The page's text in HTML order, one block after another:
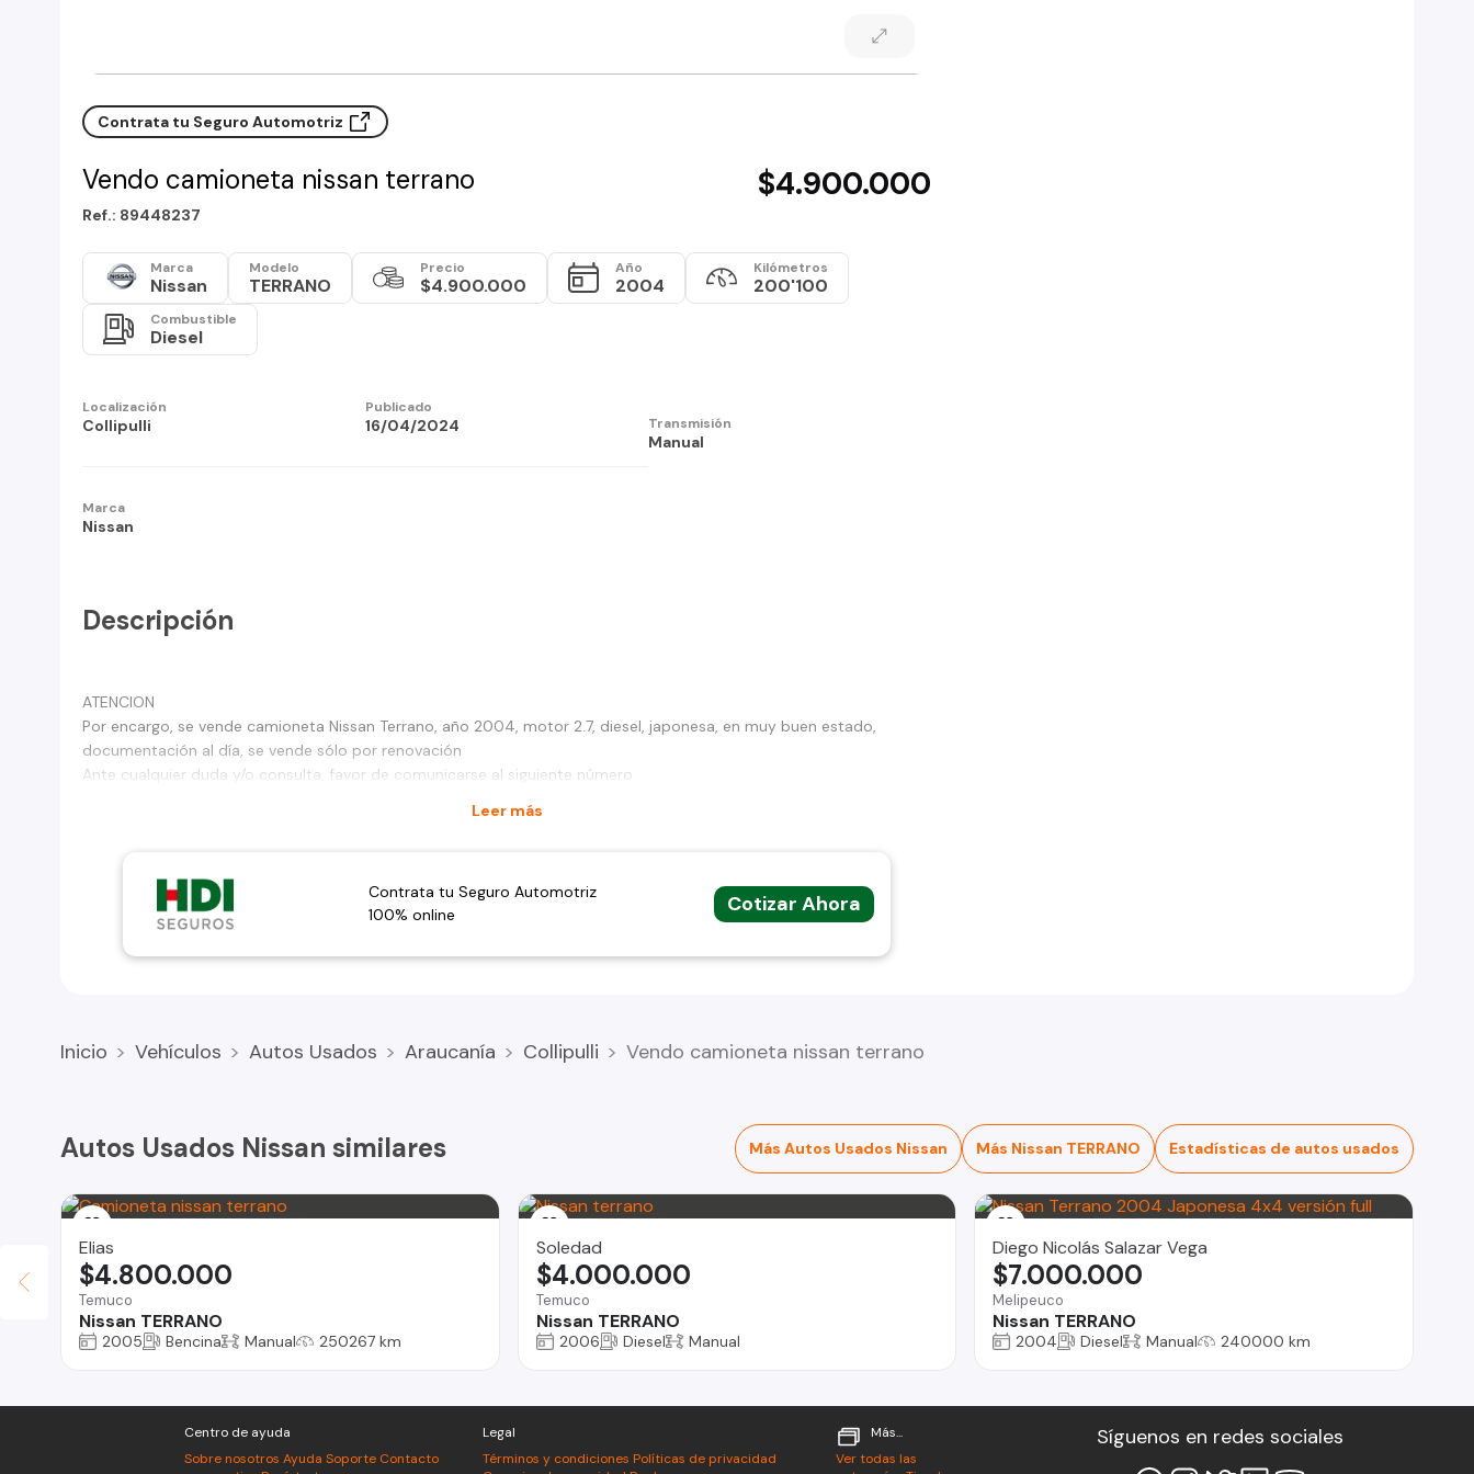
Contrata tu Seguro Automotriz
Vendo camioneta nissan terrano $4.900.000
Ref.: 89448237
Marca
Nissan
Modelo
TERRANO
Precio
$4.900.000
Año
2004
Kilómetros
200'100
Combustible
Diesel
Localización
Collipulli
Publicado
16/04/2024 Transmisión
Manual
Marca
Nissan
Descripción
ATENCION
Por encargo, se vende camioneta Nissan Terrano, año 2004, motor 2.7, diesel, japonesa, en muy buen estado,
documentación al día, se vende sólo por renovación
Ante cualquier duda y/o consulta, favor de comunicarse al siguiente número
Leer más
Contrata tu Seguro Automotriz
100% online
Cotizar Ahora
Inicio Vehículos Autos Usados Araucanía Collipulli Vendo camioneta nissan terrano
Autos Usados Nissan similares Más Autos Usados Nissan Más Nissan TERRANO Estadísticas de autos usados
Elias
Temuco
Nissan TERRANO
$4.800.000
2005 Bencina Manual 250267 km
Soledad
Temuco
Nissan TERRANO
$4.000.000
2006 Diesel Manual
Diego Nicolás Salazar Vega
Melipeuco
Nissan TERRANO
$7.000.000
2004 Diesel Manual 240000 km
Centro de ayuda
Sobre nosotros Ayuda Soporte Contacto
Legal
Términos y condiciones Políticas de privacidad
Más...
Ver todas las
Síguenos en redes sociales